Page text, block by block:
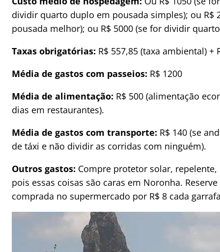
dividir quarto duplo em pousada simples); ou
pousada melhor); ou R$ 5000 (se for dividir
Taxas obrigatórias: R$ 557,85 (taxa ambiental) +
Média de gastos com passeios: R$ 1200
Média de alimentação: R$ 500 (alimentação
dias em restaurantes).
Média de gastos com transporte: R$ 140 (se
de táxi e não dividir as corridas com ninguém).
Outros gastos: Compre protetor solar,
pois essas coisas são caras em Noronha.
comprada no supermercado por R$ 8 cada